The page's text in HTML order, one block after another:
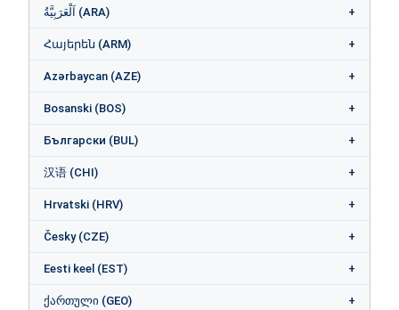
اَلْعَرَبِيَّةُ (ARA)
Հայերեն (ARM)
Azərbaycan (AZE)
Bosanski (BOS)
Български (BUL)
汉语 (CHI)
Hrvatski (HRV)
Česky (CZE)
Eesti keel (EST)
ქართული (GEO)